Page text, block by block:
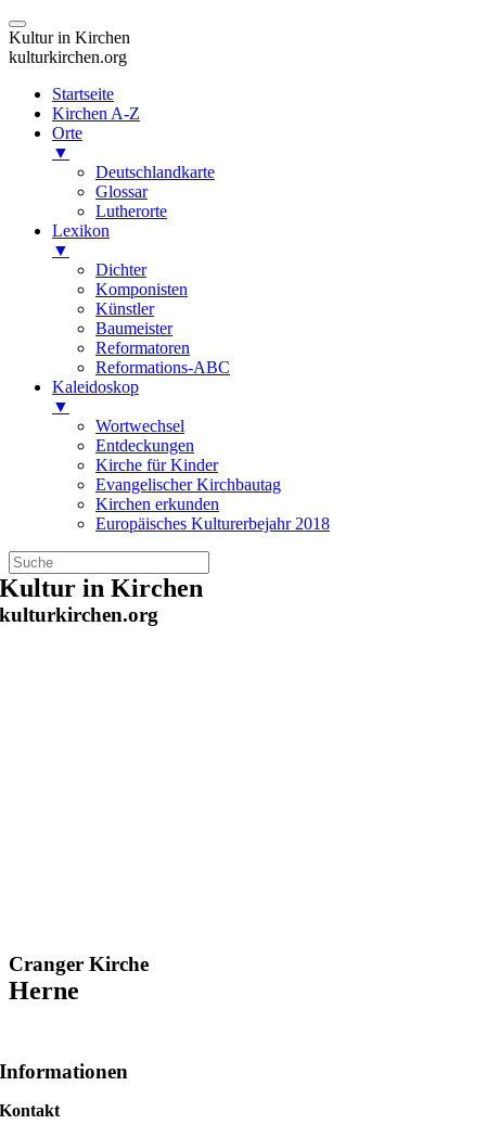
Kultur in Kirchen
kulturkirchen.org
Startseite
Kirchen A-Z
Orte
▼
Deutschlandkarte
Glossar
Lutherorte
Lexikon
▼
Dichter
Komponisten
Künstler
Baumeister
Reformatoren
Reformations-ABC
Kaleidoskop
▼
Wortwechsel
Entdeckungen
Kirche für Kinder
Evangelischer Kirchbautag
Kirchen erkunden
Europäisches Kulturerbejahr 2018
Zum
Inhalt
springen
Kultur in Kirchen
kulturkirchen.org
Cranger Kirche
Herne
Informationen
Kontakt